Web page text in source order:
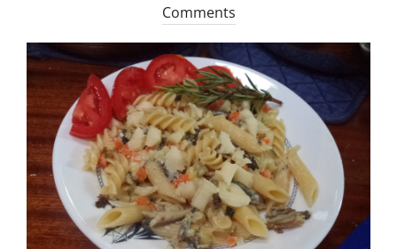
on
Comments